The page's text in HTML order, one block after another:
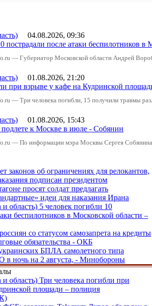
04.08.2026, 09:36
пострадали после атаки беспилотников в
— Губернатор Московской области Андрей
01.08.2026, 21:20
при взрыве у кафе на Кудринской
— Три человека погибли, 15 получили травмы
01.08.2026, 15:43
к Москве в июле - Собянин
— По информации мэра Москвы Сергея
законов об ограничениях для релокантов,
подписан президентом
просят солдат предлагать
идеи для наказания Ирана
область) 5 человек погибли 10
беспилотников в Московской области –
со статусом самозапрета на кредиты
обязательства - ОКБ
БПЛА самолетного типа
ночь на 2 августа, - Минобороны
область) Три человека погибли при
площади – полиция